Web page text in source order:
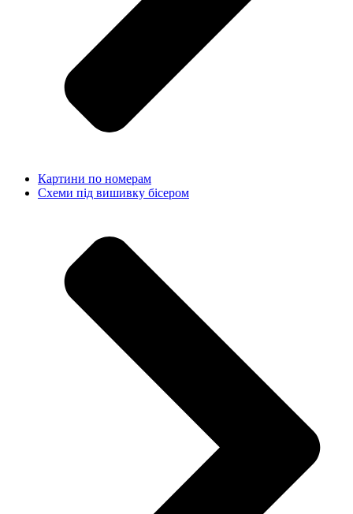
Картини по номерам
Схеми під вишивку бісером